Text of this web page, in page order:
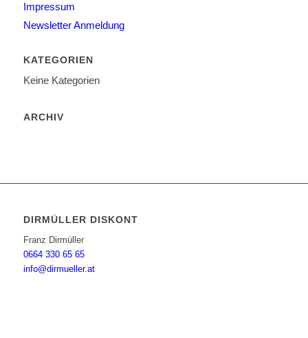
Impressum
Newsletter Anmeldung
KATEGORIEN
Keine Kategorien
ARCHIV
DIRMÜLLER DISKONT
Franz Dirmüller
0664 330 65 65
info@dirmueller.at